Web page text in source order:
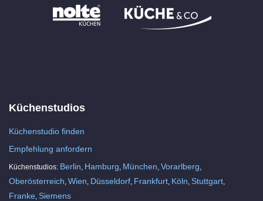
Küchenstudios
Küchenstudio finden
Empfehlung anfordern
Küchenstudios: Berlin Hamburg München Vorarlberg
Oberösterreich Wien Düsseldorf Frankfurt Köln Stuttgart
Franke Siemens